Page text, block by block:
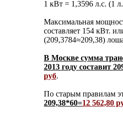
1 кВт = 1,3596 л.с. (1
Максимальная
составляет 154 кВт.
(209,3784≈209,38)
В Москве сумма
2013 году составит
руб.
По старым правилам
209,38*60=12 562,80